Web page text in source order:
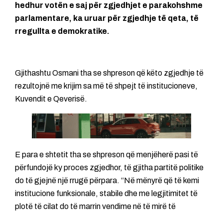
hedhur votën e saj për zgjedhjet e parakohshme
parlamentare, ka uruar për zgjedhje të qeta, të
rregullta e demokratike.
Gjithashtu Osmani tha se shpreson që këto zgjedhje të
rezultojnë me krijim sa më të shpejt të institucioneve,
Kuvendit e Qeverisë.
E para e shtetit tha se shpreson që menjëherë pasi të
përfundojë ky proces zgjedhor, të gjitha partitë politike
do të gjejnë një rrugë përpara. “Në mënyrë që të kemi
institucione funksionale, stabile dhe me legjitimitet të
plotë të cilat do të marrin vendime në të mirë të